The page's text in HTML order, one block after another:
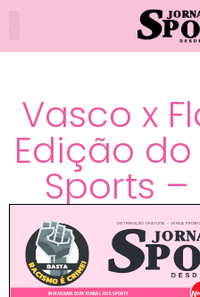
Vasco x
Edição
Sports